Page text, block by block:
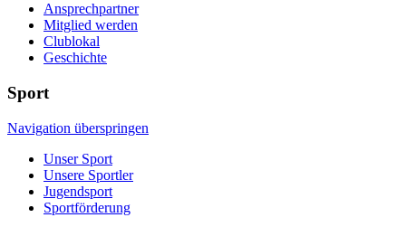
Ansprechpartner
Mitglied werden
Clublokal
Geschichte
Sport
Navigation überspringen
Unser Sport
Unsere Sportler
Jugendsport
Sportförderung